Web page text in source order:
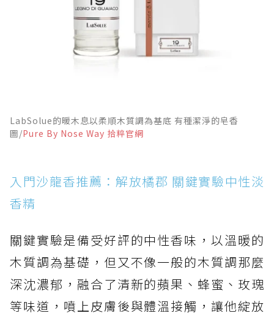
LabSolue的暖木息以柔順木質調為基底 有種潔淨的皂香
圖/Pure By Nose Way 拾粹官網
入門沙龍香推薦：解放橘郡 關鍵實驗中性淡
香精
關鍵實驗是備受好評的中性香味，以溫暖的
木質調為基礎，但又不像一般的木質調那麼
深沈濃郁，融合了清新的蘋果、蜂蜜、玫瑰
等味道，噴上皮膚後與體溫接觸，讓他綻放